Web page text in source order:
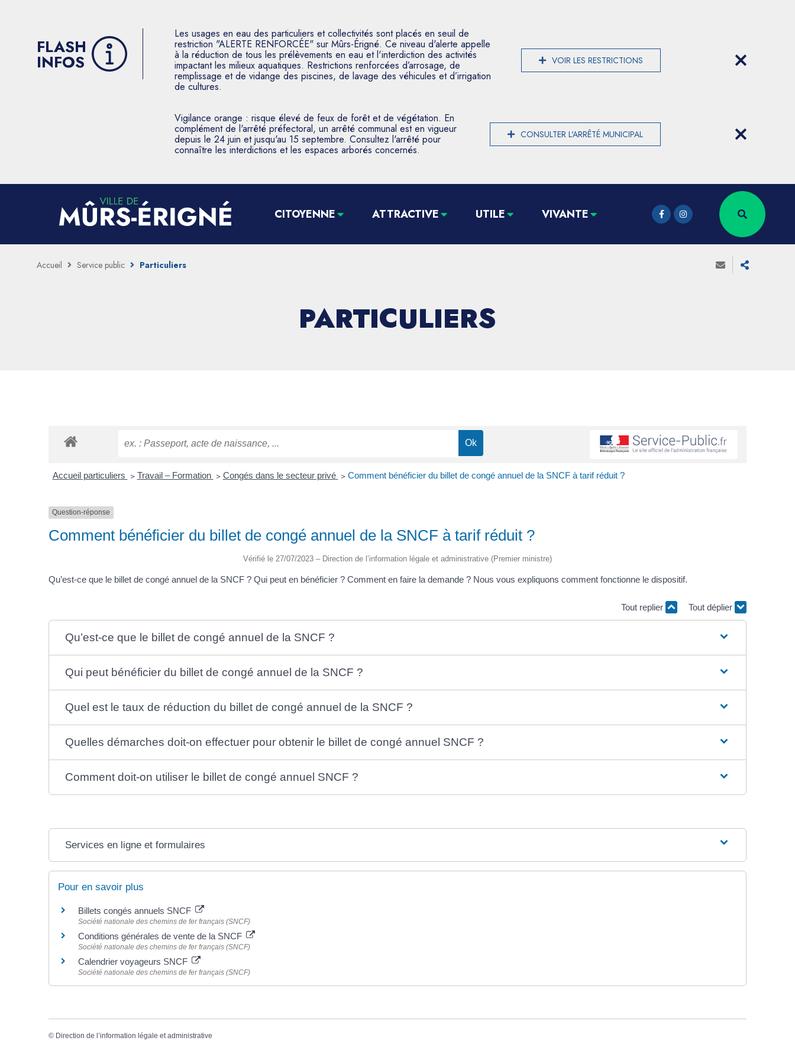
FLASH
INFOS
Les usages en eau des particuliers et collectivités sont placés en seuil de
restriction "ALERTE RENFORCÉE" sur Mûrs-Érigné. Ce niveau d'alerte appelle
à la réduction de tous les prélèvements en eau et l'interdiction des activités
impactant les milieux aquatiques. Restrictions renforcées d’arrosage, de
remplissage et de vidange des piscines, de lavage des véhicules et d’irrigation
de cultures.
VOIR LES RESTRICTIONS
Vigilance orange : risque élevé de feux de forêt et de végétation. En
complément de l'arrêté préfectoral, un arrêté communal est en vigueur
depuis le 24 juin et jusqu'au 15 septembre. Consultez l'arrêté pour
connaître les interdictions et les espaces arborés concernés.
CONSULTER L'ARRÊTÉ MUNICIPAL
CITOYENNE ATTRACTIVE UTILE VIVANTE
Accueil Service public Particuliers
PARTICULIERS
Accueil particuliers > Travail – Formation > Congés dans le secteur privé > Comment bénéficier du billet de congé annuel de la SNCF à tarif réduit ?
Question-réponse
Comment bénéficier du billet de congé annuel de la SNCF à tarif réduit ?
Vérifié le 27/07/2023 – Direction de l’information légale et administrative (Premier ministre)
Qu’est-ce que le billet de congé annuel de la SNCF ? Qui peut en bénéficier ? Comment en faire la demande ? Nous vous expliquons comment fonctionne le dispositif.
Tout replier Tout déplier
Qu’est-ce que le billet de congé annuel de la SNCF ?
Qui peut bénéficier du billet de congé annuel de la SNCF ?
Quel est le taux de réduction du billet de congé annuel de la SNCF ?
Quelles démarches doit-on effectuer pour obtenir le billet de congé annuel SNCF ?
Comment doit-on utiliser le billet de congé annuel SNCF ?
Services en ligne et formulaires
Pour en savoir plus
Billets congés annuels SNCF
Société nationale des chemins de fer français (SNCF)
Conditions générales de vente de la SNCF
Société nationale des chemins de fer français (SNCF)
Calendrier voyageurs SNCF
Société nationale des chemins de fer français (SNCF)
© Direction de l’information légale et administrative